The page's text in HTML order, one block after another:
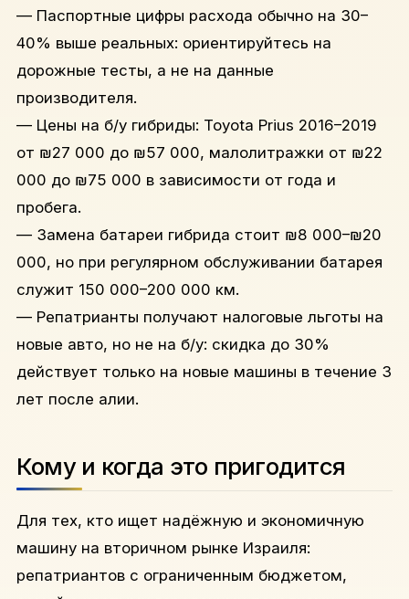
— Паспортные цифры расхода обычно на 30–
40% выше реальных: ориентируйтесь на
дорожные тесты, а не на данные
производителя.
— Цены на б/у гибриды: Toyota Prius 2016–2019
от ₪27 000 до ₪57 000, малолитражки от ₪22
000 до ₪75 000 в зависимости от года и
пробега.
— Замена батареи гибрида стоит ₪8 000–₪20
000, но при регулярном обслуживании батарея
служит 150 000–200 000 км.
— Репатрианты получают налоговые льготы на
новые авто, но не на б/у: скидка до 30%
действует только на новые машины в течение 3
лет после алии.
Кому и когда это пригодится
Для тех, кто ищет надёжную и экономичную
машину на вторичном рынке Израиля:
репатриантов с ограниченным бюджетом,